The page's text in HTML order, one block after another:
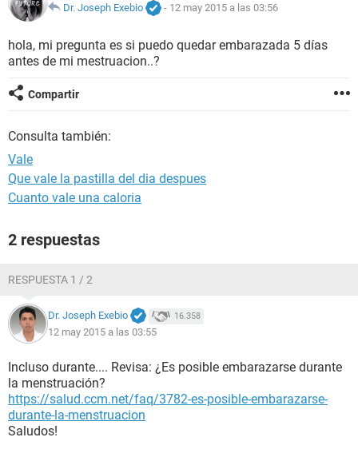
NUTRICIÓN
BIENESTAR
SEXUALIDAD
GLOSARIO
Dr. Joseph Exebio
- 12 may 2015 a las 03:56
hola, mi pregunta es si puedo quedar embarazada 5 días
antes de mi mestruacion..?
Compartir
Consulta también:
Vale
Que vale la pastilla del dia despues
Cuanto vale una caloria
2 respuestas
RESPUESTA 1 / 2
Dr. Joseph Exebio 16.358
12 may 2015 a las 03:55
Incluso durante.... Revisa: ¿Es posible embarazarse durante
la menstruación?
https://salud.ccm.net/faq/3782-es-posible-embarazarse-
durante-la-menstruacion
Saludos!